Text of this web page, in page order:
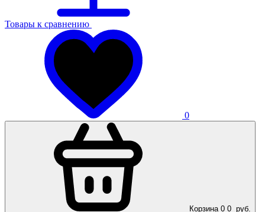
Товары к сравнению
0
Корзина 0 0 руб.